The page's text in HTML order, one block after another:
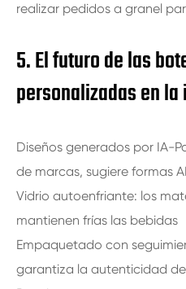
realizar pedidos a granel
5. El futuro de las
personalizadas en
Diseños generados por IA-
de marcas, sugiere formas
Vidrio autoenfriante: los
mantienen frías las bebidas
Empaquetado con
garantiza la autenticidad